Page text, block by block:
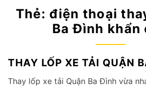
Thẻ: điện thoại
Ba Đình khẩn
THAY LỐP XE TẢI QUẬN
Thay lốp xe tải Quận Ba Đình vừa